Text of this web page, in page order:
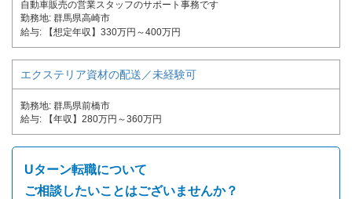
自動車販売の営業スタッフのサポート事務です
勤務地 群馬県高崎市
給与
【想定年収】330万円～400万円
エクステリア資材の配送／未経験可
勤務地 群馬県前橋市
給与
【年収】280万円～360万円
Uターン転職について
ご相談したいことはございませんか？